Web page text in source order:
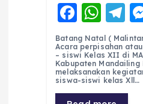
F
a
c
e
b
W
h
a
ts
A
T
el
e
g
r
Batang Natal (
Acara perpisahan
– siswi Kelas XII di
Kabupaten Mandailing
melaksanakan
siswa-siswi kelas Xll…